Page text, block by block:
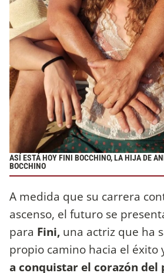
ASÍ ESTÁ HOY FINI BOCCHINO, LA HIJA DE
BOCCHINO
A medida que su carrera
ascenso, el futuro se
para Fini, una actriz que ha
propio camino hacia el éxito
a conquistar el corazón del